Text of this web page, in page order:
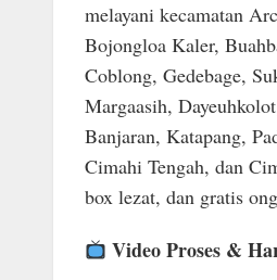
melayani kecamatan
Bojongloa Kaler,
Coblong, Gedebage,
Margaasih,
Banjaran, Katapang,
Cimahi Tengah, dan
box lezat, dan gratis
Video Proses &